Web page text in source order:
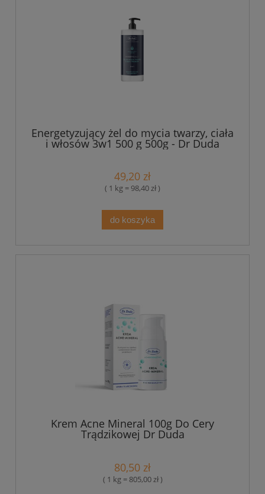
Energetyzujący żel do mycia twarzy, ciała
i włosów 3w1 500 g 500g - Dr Duda
49,20 zł
( 1 kg = 98,40 zł )
do koszyka
Krem Acne Mineral 100g Do Cery
Trądzikowej Dr Duda
80,50 zł
( 1 kg = 805,00 zł )